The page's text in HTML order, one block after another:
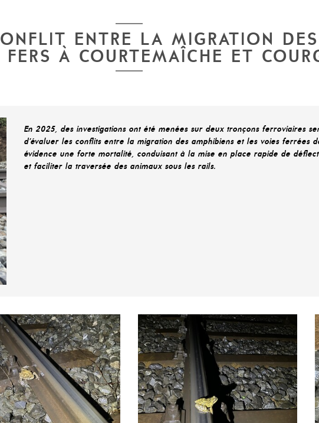
ENTRE LA MIGRATION
À COURTEMAÎCHE ET
En 2025, des investigations ont été menées sur deux tronçons ferroviaires
d’évaluer les conflits entre la migration des amphibiens et les voies ferrées
évidence une forte mortalité, conduisant à la mise en place rapide de
et faciliter la traversée des animaux sous les rails.